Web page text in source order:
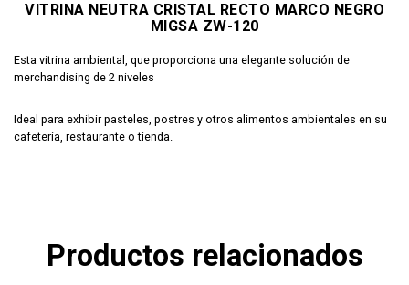
VITRINA NEUTRA CRISTAL RECTO MARCO NEGRO
MIGSA ZW-120
Esta vitrina ambiental, que proporciona una elegante solución de
merchandising de 2 niveles
Ideal para exhibir pasteles, postres y otros alimentos ambientales en su
cafetería, restaurante o tienda.
Productos relacionados